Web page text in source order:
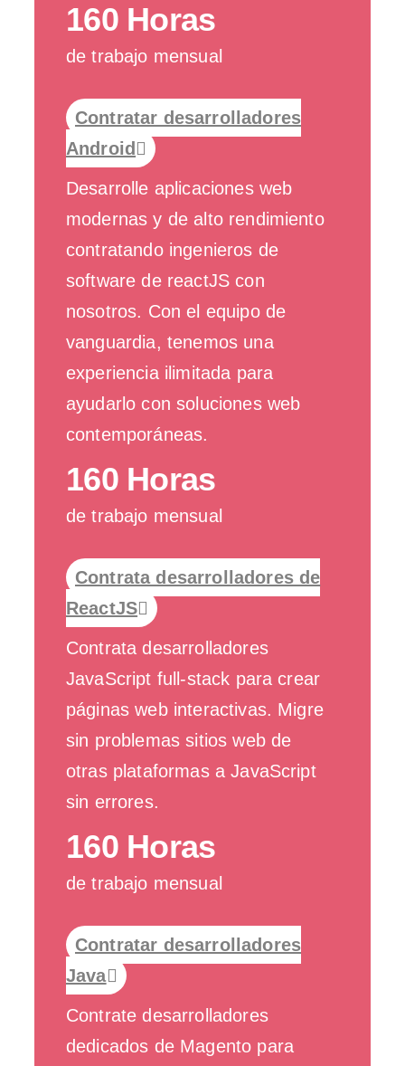
160 Horas
de trabajo mensual
Contratar desarrolladores
Android
Desarrolle aplicaciones web
modernas y de alto rendimiento
contratando ingenieros de
software de reactJS con
nosotros. Con el equipo de
vanguardia, tenemos una
experiencia ilimitada para
ayudarlo con soluciones web
contemporáneas.
160 Horas
de trabajo mensual
Contrata desarrolladores de
ReactJS
Contrata desarrolladores
JavaScript full-stack para crear
páginas web interactivas. Migre
sin problemas sitios web de
otras plataformas a JavaScript
sin errores.
160 Horas
de trabajo mensual
Contratar desarrolladores
Java
Contrate desarrolladores
dedicados de Magento para